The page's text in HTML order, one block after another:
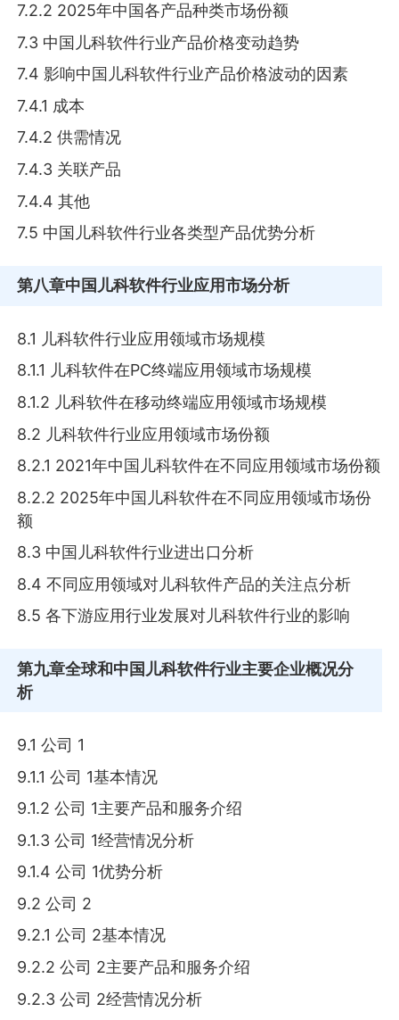
7.2.2 2025年中国各产品种类市场份额
7.3 中国儿科软件行业产品价格变动趋势
7.4 影响中国儿科软件行业产品价格波动的因素
7.4.1 成本
7.4.2 供需情况
7.4.3 关联产品
7.4.4 其他
7.5 中国儿科软件行业各类型产品优势分析
第八章中国儿科软件行业应用市场分析
8.1 儿科软件行业应用领域市场规模
8.1.1 儿科软件在PC终端应用领域市场规模
8.1.2 儿科软件在移动终端应用领域市场规模
8.2 儿科软件行业应用领域市场份额
8.2.1 2021年中国儿科软件在不同应用领域市场份额
8.2.2 2025年中国儿科软件在不同应用领域市场份
额
8.3 中国儿科软件行业进出口分析
8.4 不同应用领域对儿科软件产品的关注点分析
8.5 各下游应用行业发展对儿科软件行业的影响
第九章全球和中国儿科软件行业主要企业概况分
析
9.1 公司 1
9.1.1 公司 1基本情况
9.1.2 公司 1主要产品和服务介绍
9.1.3 公司 1经营情况分析
9.1.4 公司 1优势分析
9.2 公司 2
9.2.1 公司 2基本情况
9.2.2 公司 2主要产品和服务介绍
9.2.3 公司 2经营情况分析